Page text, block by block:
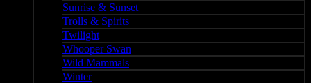
Sunrise & Sunset
Trolls & Spirits
Twilight
Whooper Swan
Wild Mammals
Winter